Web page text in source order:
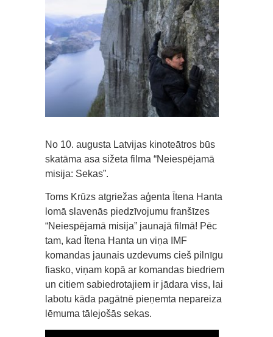
No 10. augusta Latvijas kinoteātros būs
skatāma asa sižeta filma “Neiespējamā
misija: Sekas”.
Toms Krūzs atgriežas aģenta Ītena Hanta
lomā slavenās piedzīvojumu franšīzes
“Neiespējamā misija” jaunajā filmā! Pēc
tam, kad Ītena Hanta un viņa IMF
komandas jaunais uzdevums cieš pilnīgu
fiasko, viņam kopā ar komandas biedriem
un citiem sabiedrotajiem ir jādara viss, lai
labotu kāda pagātnē pieņemta nepareiza
lēmuma tālejošās sekas.